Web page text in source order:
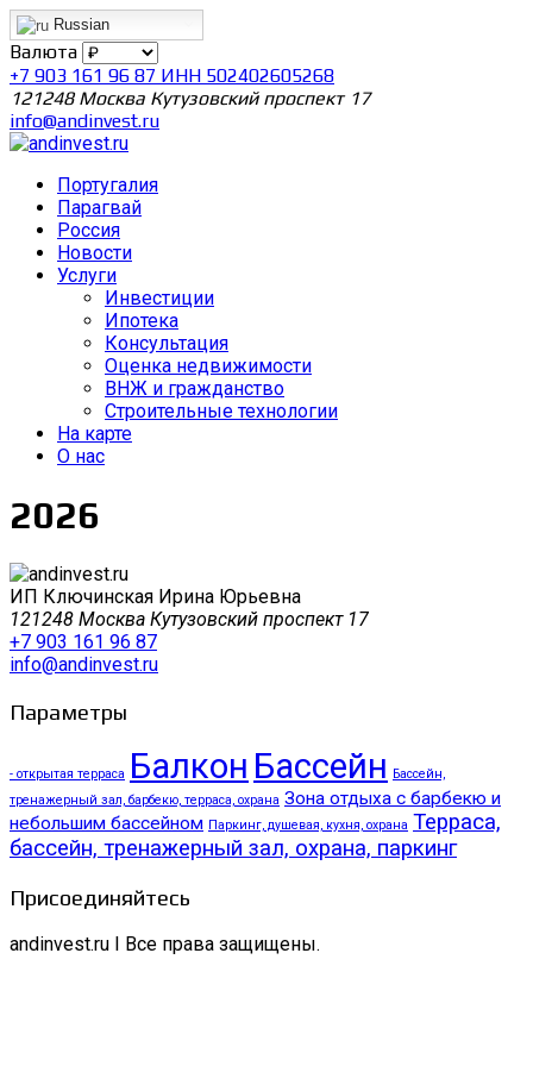
Russian
Валюта
+7 903 161 96 87 ИНН 502402605268
121248 Москва Кутузовский проспект 17
info@andinvest.ru
Португалия
Парагвай
Россия
Новости
Услуги
Инвестиции
Ипотека
Консультация
Оценка недвижимости
ВНЖ и гражданство
Строительные технологии
На карте
О нас
2026
ИП Ключинская Ирина Юрьевна
121248 Москва Кутузовский проспект 17
+7 903 161 96 87
info@andinvest.ru
Параметры
- открытая терраса Балкон Бассейн
Бассейн,
тренажерный зал, барбекю, терраса, охрана Зона отдыха с барбекю и
небольшим бассейном Паркинг, душевая, кухня, охрана Терраса,
бассейн, тренажерный зал, охрана, паркинг
Присоединяйтесь
andinvest.ru I Все права защищены.